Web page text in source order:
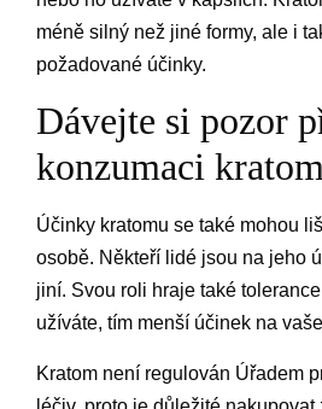
méně silný než jiné formy, ale i
požadované účinky.
Dávejte si pozor
konzumaci
Účinky kratomu se také mohou
osobě. Někteří lidé jsou na jeho
jiní. Svou roli hraje také
užíváte, tím menší účinek na
Kratom není regulován Úřadem